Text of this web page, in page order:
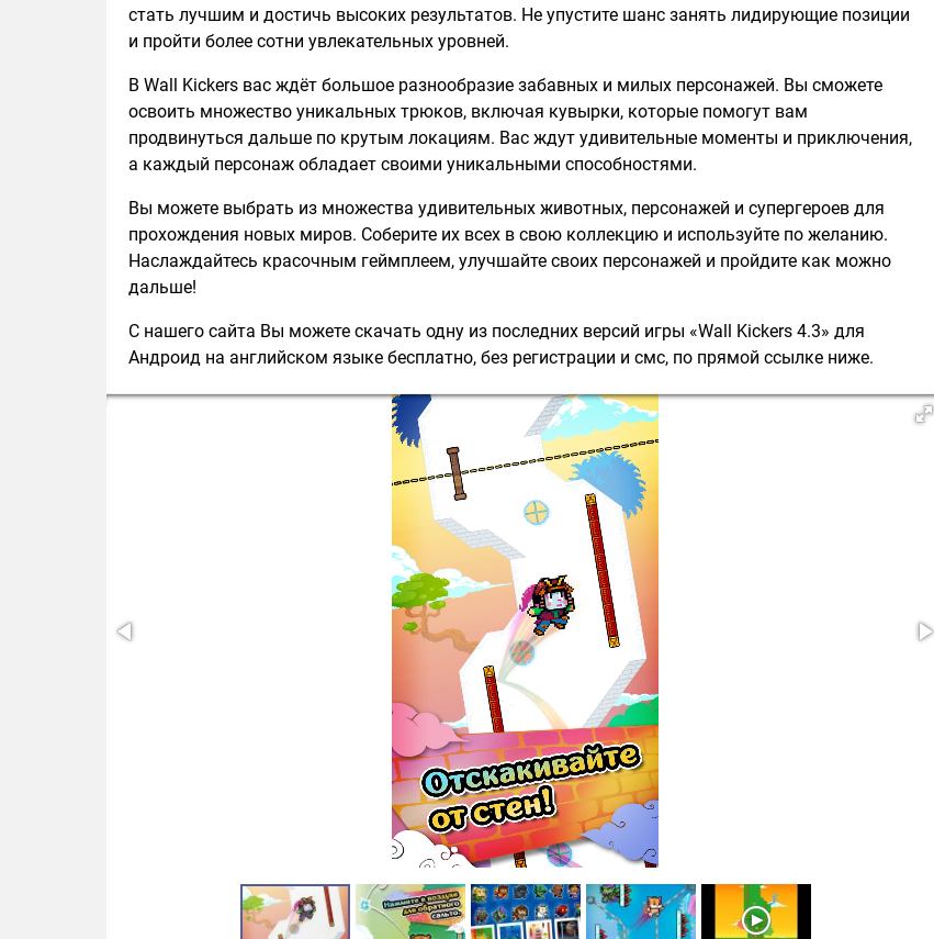
стать лучшим и достичь высоких результатов. Не упустите шанс занять лидирующие позиции
и пройти более сотни увлекательных уровней.
В Wall Kickers вас ждёт большое разнообразие забавных и милых персонажей. Вы сможете
освоить множество уникальных трюков, включая кувырки, которые помогут вам
продвинуться дальше по крутым локациям. Вас ждут удивительные моменты и приключения,
а каждый персонаж обладает своими уникальными способностями.
Вы можете выбрать из множества удивительных животных, персонажей и супергероев для
прохождения новых миров. Соберите их всех в свою коллекцию и используйте по желанию.
Наслаждайтесь красочным геймплеем, улучшайте своих персонажей и пройдите как можно
дальше!
С нашего сайта Вы можете скачать одну из последних версий игры «Wall Kickers 4.3» для
Андроид на английском языке бесплатно, без регистрации и смс, по прямой ссылке ниже.